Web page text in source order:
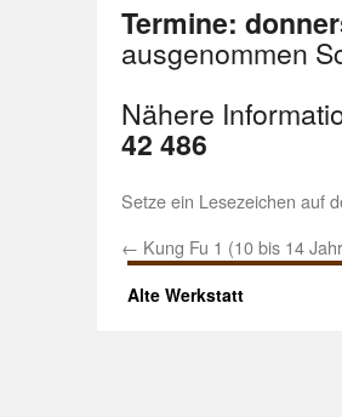
Termine:
ausgenommen
Nähere
42 486
Setze ein Lesezeichen auf
← Kung Fu 1 (10 bis 14
Alte Werkstatt